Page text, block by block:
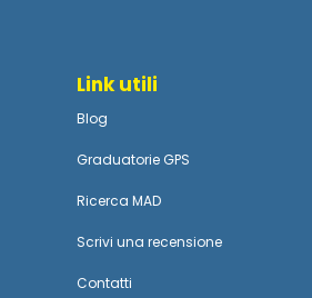
Link utili
Blog
Graduatorie GPS
Ricerca MAD
Scrivi una recensione
Contatti